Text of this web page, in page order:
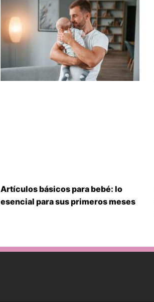
Artículos básicos para bebé: lo
esencial para sus primeros meses